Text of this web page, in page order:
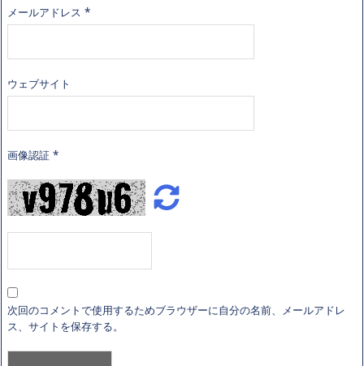
メールアドレス *
ウェブサイト
画像認証 *
次回のコメントで使用するためブラウザーに自分の名前、メールアドレ
ス、サイトを保存する。